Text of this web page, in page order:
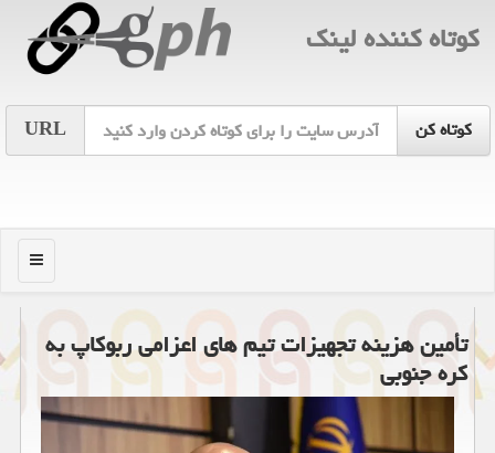
كوتاه كننده لینك
URL
منو
تأمین هزینه تجهیزات تیم های اعزامی ربوکاپ به
کره جنوبی